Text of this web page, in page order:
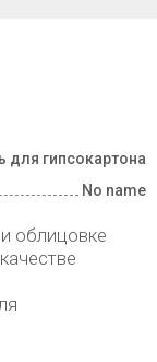
для гипсокартона
No name
облицовке